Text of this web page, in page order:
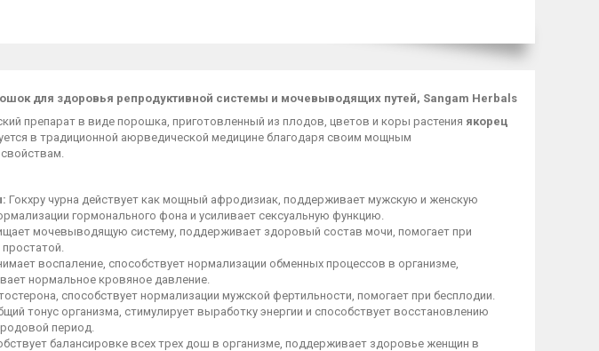
для здоровья репродуктивной системы и мочевыводящих путей, Sangam Herbals
препарат в виде порошка, приготовленный из плодов, цветов и коры растения якорец
в традиционной аюрведической медицине благодаря своим мощным
Гокхру чурна действует как мощный афродизиак, поддерживает мужскую и женскую
гормонального фона и усиливает сексуальную функцию.
мочевыводящую систему, поддерживает здоровый состав мочи, помогает при
воспаление, способствует нормализации обменных процессов в организме,
нормальное кровяное давление.
способствует нормализации мужской фертильности, помогает при бесплодии.
тонус организма, стимулирует выработку энергии и способствует восстановлению
период.
балансировке всех трех дош в организме, поддерживает здоровье женщин в